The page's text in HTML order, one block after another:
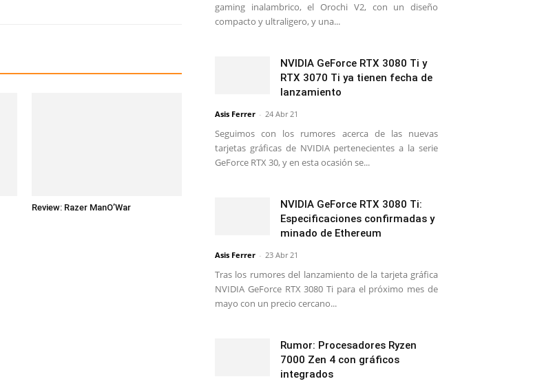
Review: Razer ManO’War
gaming inalambrico, el Orochi V2, con un diseño
compacto y ultraligero, y una...
NVIDIA GeForce RTX 3080 Ti y
RTX 3070 Ti ya tienen fecha de
lanzamiento
Asis Ferrer - 24 Abr 21
Seguimos con los rumores acerca de las nuevas
tarjetas gráficas de NVIDIA pertenecientes a la serie
GeForce RTX 30, y en esta ocasión se...
NVIDIA GeForce RTX 3080 Ti:
Especificaciones confirmadas y
minado de Ethereum
Asis Ferrer - 23 Abr 21
Tras los rumores del lanzamiento de la tarjeta gráfica
NVIDIA GeForce RTX 3080 Ti para el próximo mes de
mayo con un precio cercano...
Rumor: Procesadores Ryzen
7000 Zen 4 con gráficos
integrados